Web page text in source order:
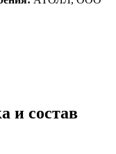
и состав